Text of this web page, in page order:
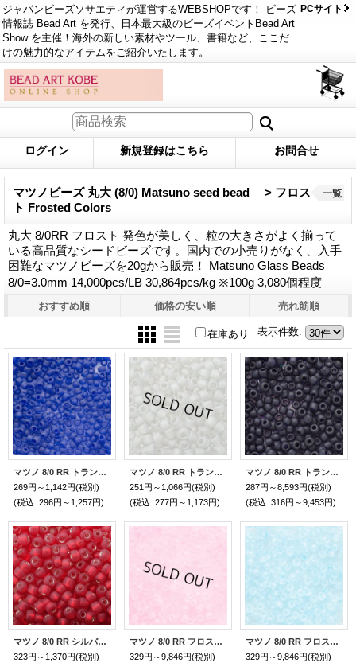
ジャパンビーズソサエティが運営するWEBSHOPです！ ビーズ
情報誌 Bead Art を発行、日本最大級のビーズイベントBead Art
Show を主催！海外の新しい素材やツール、書籍など、ここだ
けの魅力的なアイテムをご紹介いたします。
PCサイト
ログイン 新規登録はこちら お問合せ
マツノビーズ 丸大 (8/0) Matsuno seed bead > フロス
ト Frosted Colors
丸大 8/0RR フロスト 発色が美しく、粒の大きさがよく揃って
いる高品質なシードビーズです。国内での小売りがなく、入手
困難なマツノビーズを20gから販売！ Matsuno Glass Beads
8/0=3.0mm 14,000pcs/LB 30,864pcs/kg ※100g 3,080個程度
一覧
おすすめ順 価格の安い順 売れ筋順
表示件数:
在庫あり
マツノ 8/0 RR トランスペアレント フロスト
269円～1,142円(税別)
(税込: 296円～1,257円)
マツノ 8/0 RR トランスペアレント フロスト(メーカー欠品中)
251円～1,066円(税別)
(税込: 277円～1,173円)
マツノ 8/0 RR トランスペアレント フロスト
287円～8,593円(税別)
(税込: 316円～9,453円)
マツノ 8/0 RR シルバーラインフロスト
323円～1,370円(税別)
マツノ 8/0 RR フロストルミナス
329円～9,846円(税別)
マツノ 8/0 RR フロストルミナス
329円～9,846円(税別)